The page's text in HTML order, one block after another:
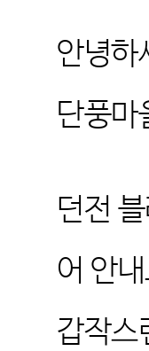
안녕하
단풍마
던전
어 안
갑작스